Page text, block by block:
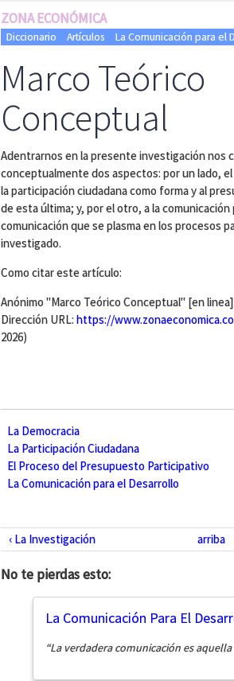
ZONA ECONÓMICA
Diccionario Artículos La Comunicación para el
Marco Teórico
Conceptual
Adentrarnos en la presente investigación nos
conceptualmente dos aspectos: por un lado,
la participación ciudadana como forma y al
de esta última; y, por el otro, a la comunicación
comunicación que se plasma en los procesos
investigado.
Como citar este artículo:
Anónimo "Marco Teórico Conceptual" [en linea]
Dirección URL: https://
2026)
La Democracia
La Participación Ciudadana
El Proceso del Presupuesto Participativo
La Comunicación para el Desarrollo
‹ La Investigación arriba
No te pierdas esto:
La Comunicación Para El
“La verdadera comunicación es